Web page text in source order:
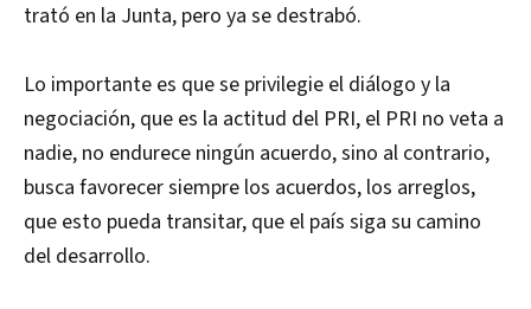
trató en la Junta, pero ya se destrabó.
Lo importante es que se privilegie el diálogo y la
negociación, que es la actitud del PRI, el PRI no veta a
nadie, no endurece ningún acuerdo, sino al contrario,
busca favorecer siempre los acuerdos, los arreglos,
que esto pueda transitar, que el país siga su camino
del desarrollo.